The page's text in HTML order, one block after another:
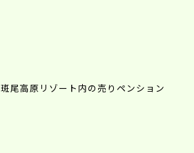
斑尾高原リゾート内の売りペンション